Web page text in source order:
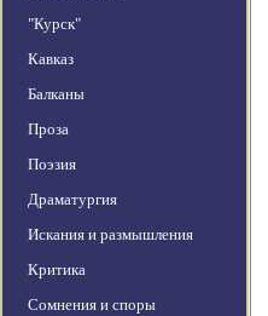
"Курск"
Кавказ
Балканы
Проза
Поэзия
Драматургия
Искания и размышления
Критика
Сомнения и споры